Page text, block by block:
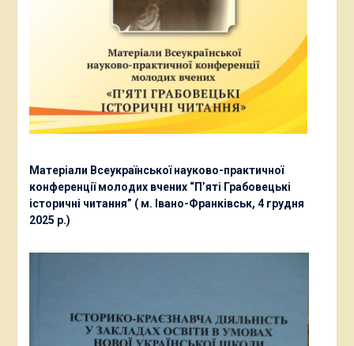
Матеріали Всеукраїнської науково-практичної
конференції молодих вчених “П’яті Грабовецькі
історичні читання” ( м. Івано-Франківськ, 4 грудня
2025 р.)